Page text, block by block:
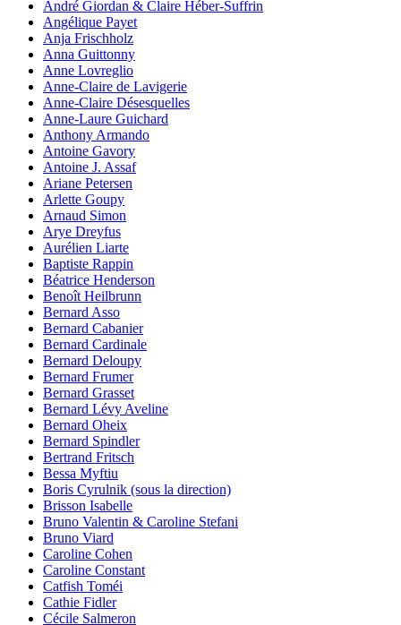
André Giordan & Claire Héber-Suffrin
Angélique Payet
Anja Frischholz
Anna Guittonny
Anne Lovreglio
Anne-Claire de Lavigerie
Anne-Claire Désesquelles
Anne-Laure Guichard
Anthony Armando
Antoine Gavory
Antoine J. Assaf
Ariane Petersen
Arlette Goupy
Arnaud Simon
Arye Dreyfus
Aurélien Liarte
Baptiste Rappin
Béatrice Henderson
Benoît Heilbrunn
Bernard Asso
Bernard Cabanier
Bernard Cardinale
Bernard Deloupy
Bernard Frumer
Bernard Grasset
Bernard Lévy Aveline
Bernard Oheix
Bernard Spindler
Bertrand Fritsch
Bessa Myftiu
Boris Cyrulnik (sous la direction)
Brisson Isabelle
Bruno Valentin & Caroline Stefani
Bruno Viard
Caroline Cohen
Caroline Constant
Catfish Toméi
Cathie Fidler
Cécile Salmeron